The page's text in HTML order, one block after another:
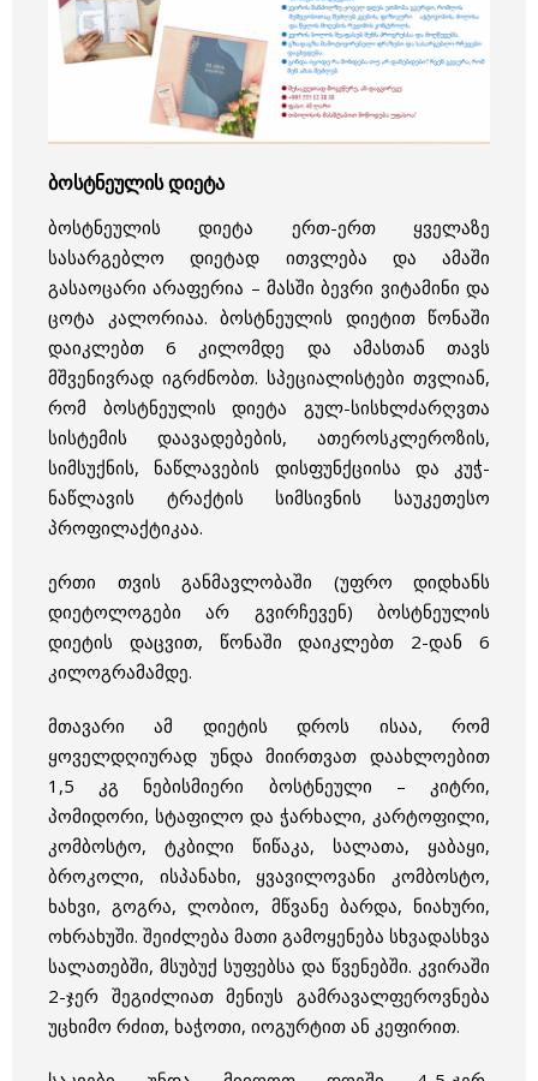
ბოსტნეულის დიეტა
ბოსტნეულისდიეტა ერთ-ერთ ყველაზე
სასარგებლო დიეტად ითვლება და ამაში
გასაოცარი არაფერია – მასში ბევრი ვიტამინი და
ცოტა კალორიაა. ბოსტნეულის დიეტით წონაში
დაიკლებთ 6 კილომდე და ამასთან თავს
მშვენივრად იგრძნობთ. სპეციალისტები თვლიან,
რომ ბოსტნეულისდიეტა გულ-სისხლძარღვთა
სისტემის დაავადებების, ათეროსკლეროზის,
სიმსუქნის, ნაწლავების დისფუნქციისა და კუჭ-
ნაწლავის ტრაქტის სიმსივნის საუკეთესო
პროფილაქტიკაა.
ერთი თვის განმავლობაში (უფრო დიდხანს
დიეტოლოგები არ გვირჩევენ) ბოსტნეულის
დიეტის დაცვით, წონაში დაიკლებთ 2-დან 6
კილოგრამამდე.
მთავარი ამ დიეტის დროს ისაა, რომ
ყოველდღიურად უნდა მიირთვათ დაახლოებით
1,5 კგ ნებისმიერი ბოსტნეული – კიტრი,
პომიდორი, სტაფილო და ჭარხალი, კარტოფილი,
კომბოსტო, ტკბილი წიწაკა, სალათა, ყაბაყი,
ბროკოლი, ისპანახი, ყვავილოვანი კომბოსტო,
ხახვი, გოგრა, ლობიო, მწვანე ბარდა, ნიახური,
ოხრახუში. შეიძლება მათი გამოყენება სხვადასხვა
სალათებში, მსუბუქ სუფებსა და წვენებში. კვირაში
2-ჯერ შეგიძლიათ მენიუს გამრავალფეროვნება
უცხიმო რძით, ხაჭოთი, იოგურტით ან კეფირით.